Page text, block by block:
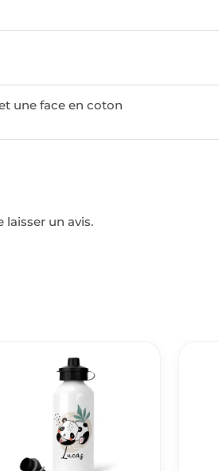
une face en coton
un avis.